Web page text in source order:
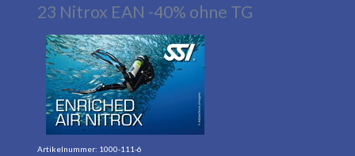
23 Nitrox EAN -40% ohne TG
1000-111-6